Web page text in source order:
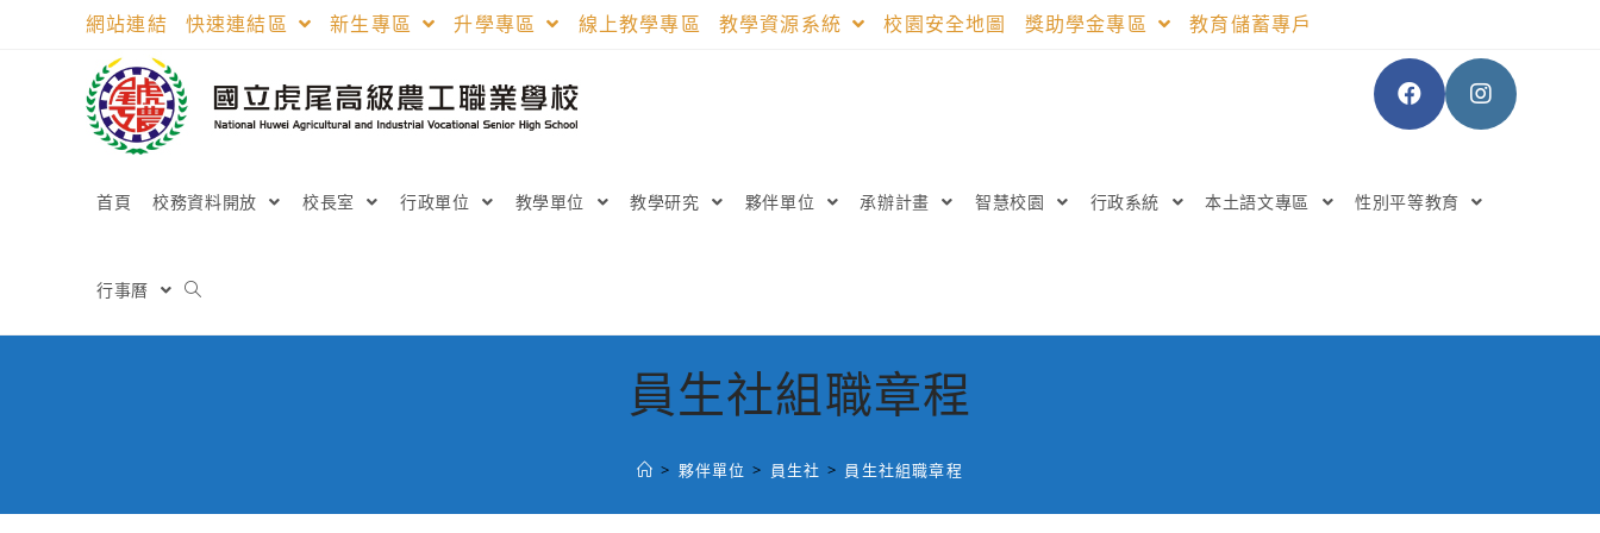
網站連結 快速連結區 新生專區 升學專區 線上教學專區 教學資源系統 校園安全地圖 獎助學金專區 教育儲蓄專戶
首頁 校務資料開放 校長室 行政單位 教學單位 教學研究 夥伴單位 承辦計畫 智慧校園 行政系統 本土語文專區 性別平等教育
行事曆
員生社組職章程
> 夥伴單位 > 員生社 > 員生社組職章程